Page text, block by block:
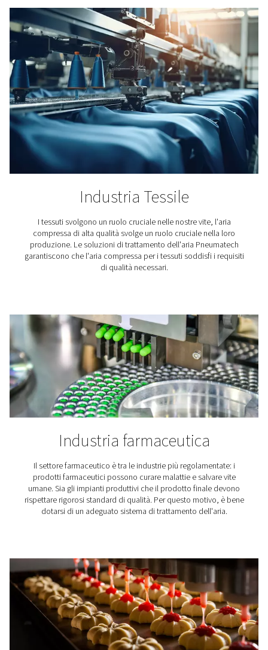
L'aria pulita e controllata è essenziale in molti
garantendo sicurezza, efficienza e prestazioni
nostre soluzioni di trattamento dell'aria aiutano a
qualità dell'aria e le prestazioni del sistema
l'essiccazione avanzata, la filtrazione e la gestione
condensa. Scopri come i nostri prodotti mantengono
dell'aria ai massimi livelli nel tuo settore.
Industria Tessile
I tessuti svolgono un ruolo cruciale nelle nostre
compressa di alta qualità svolge un ruolo cruciale
produzione. Le soluzioni di trattamento dell'aria
garantiscono che l'aria compressa per i tessuti
di qualità necessari.